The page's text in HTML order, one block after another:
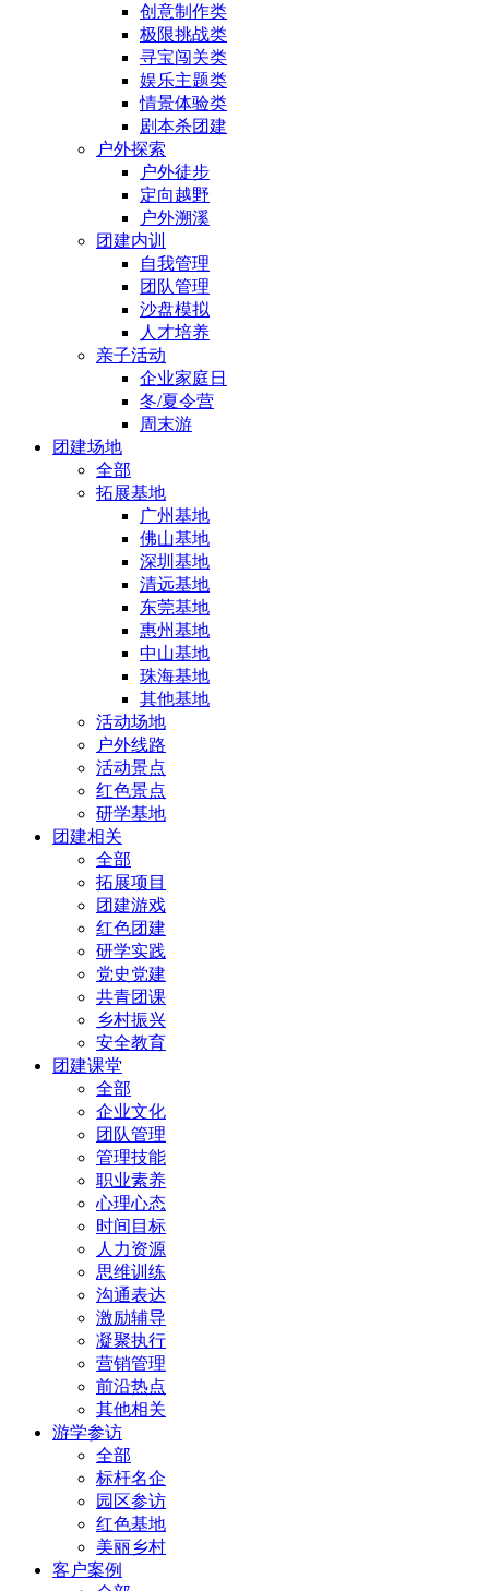
创意制作类
极限挑战类
寻宝闯关类
娱乐主题类
情景体验类
剧本杀团建
户外探索
户外徒步
定向越野
户外溯溪
团建内训
自我管理
团队管理
沙盘模拟
人才培养
亲子活动
企业家庭日
冬/夏令营
周末游
团建场地
全部
拓展基地
广州基地
佛山基地
深圳基地
清远基地
东莞基地
惠州基地
中山基地
珠海基地
其他基地
活动场地
户外线路
活动景点
红色景点
研学基地
团建相关
全部
拓展项目
团建游戏
红色团建
研学实践
党史党建
共青团课
乡村振兴
安全教育
团建课堂
全部
企业文化
团队管理
管理技能
职业素养
心理心态
时间目标
人力资源
思维训练
沟通表达
激励辅导
凝聚执行
营销管理
前沿热点
其他相关
游学参访
全部
标杆名企
园区参访
红色基地
美丽乡村
客户案例